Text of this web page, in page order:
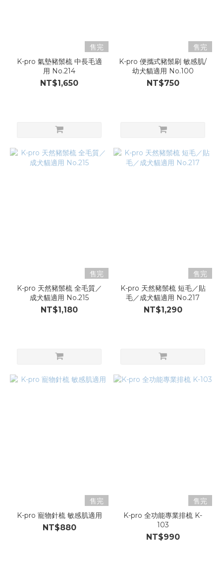
售完
K-pro 氣墊豬鬃梳 中長毛適
用 No.214
NT$1,650
售完
K-pro 便攜式豬鬃刷 敏感肌/
幼犬貓適用 No.100
NT$750
售完
K-pro 天然豬鬃梳 全毛質／
成犬貓適用 No.215
NT$1,180
售完
K-pro 天然豬鬃梳 短毛／貼
毛／成犬貓適用 No.217
NT$1,290
售完
K-pro 寵物針梳 敏感肌適用
NT$880
售完
K-pro 全功能專業排梳 K-
103
NT$990